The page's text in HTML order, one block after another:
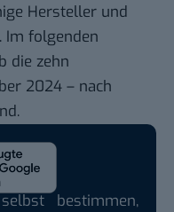
Hersteller und
Im folgenden
die zehn
2024 – nach
bestimmen,